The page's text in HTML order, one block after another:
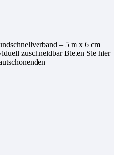
– 5 m x 6 cm |
zuschneidbar Bieten Sie hier